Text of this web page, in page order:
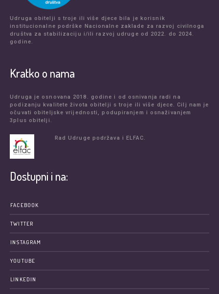
Udruga obitelji s troje ili više djece bila je korisnik
institucionalne podrške Nacionalne zaklade za razvoj civilnoga
društva za stabilizaciju i/ili razvoj udruge od 2022. do 2024.
godine.
Kratko o nama
Udruga je osnovana 2018. godine i od osnivanja radi na
podizanju kvalitete života obitelji s troje ili više djece. Cilj nam je
očuvati obiteljske vrijednosti, podupiranjem i osnaživanjem
3plus obitelji.
Rad Udruge podržava i ELFAC.
Dostupni i na:
FACEBOOK
TWITTER
INSTAGRAM
YOUTUBE
LINKEDIN